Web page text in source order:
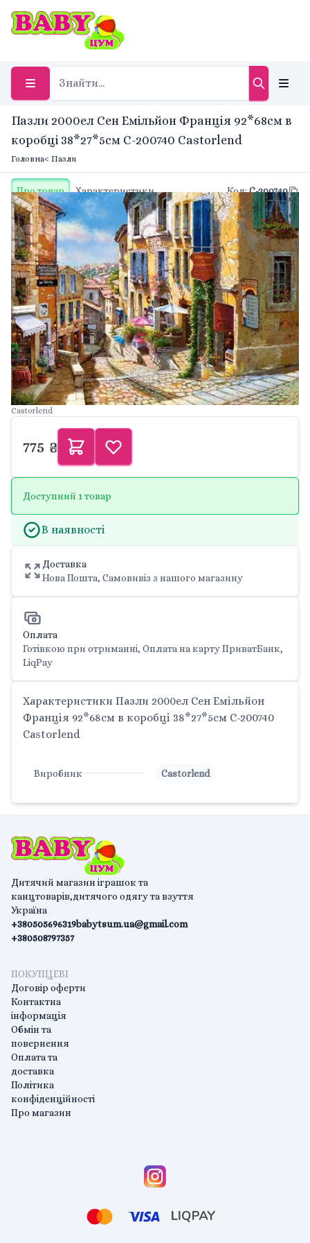
Пазли 2000ел Сен Емільйон Франція 92*68см в
коробці 38*27*5см C-200740 Castorlend
Головна< Пазли
Про товар Характеристики Код:C-200740
Castorlend
775 ₴
Доступний 1 товар
В наявності
Доставка
Нова Пошта, Самовивіз з нашого магазину
Оплата
Готівкою при отриманні, Оплата на карту ПриватБанк,
LiqPay
Характеристики Пазли 2000ел Сен Емільйон
Франція 92*68см в коробці 38*27*5см C-200740
Castorlend
Виробник Castorlend
Дитячий магазин іграшок та
канцтоварів,дитячого одягу та взуття
Україна
+380505696319
+380508797357
babytsum.ua@gmail.com
ПОКУПЦЕВІ
Договір оферти
Контактна
інформація
Обмін та
повернення
Оплата та
доставка
Політика
конфіденційності
Про магазин